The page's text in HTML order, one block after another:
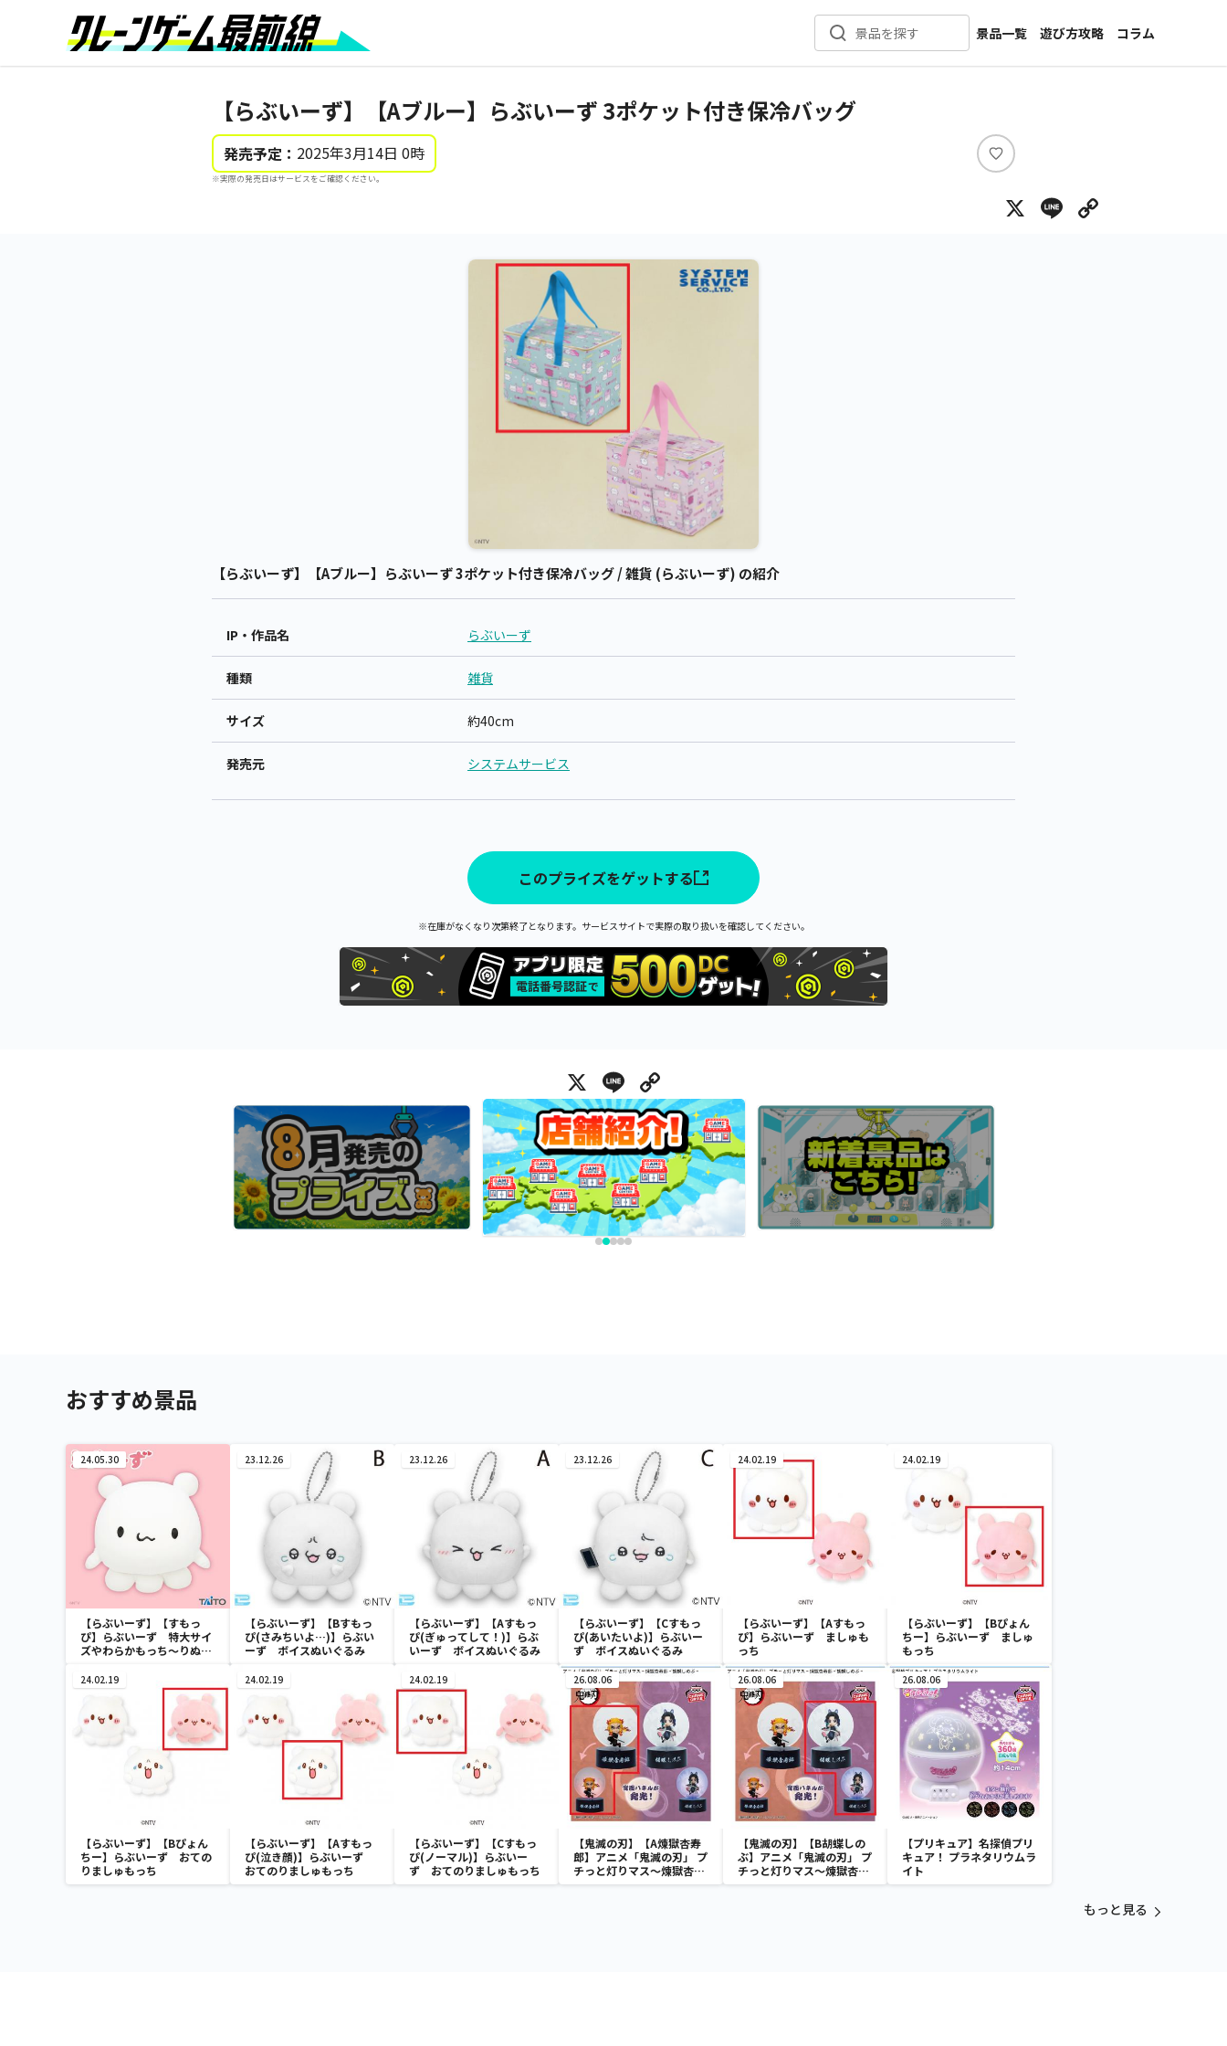
景品を探す
景品一覧
新着景品
メーカー一覧
遊び方攻略
コラム
インタビュー
【らぶいーず】【Aブルー】らぶいーず 3ポケット付き保冷バッグ
発売予定： 2025年3月14日 0時
※実際の発売日はサービスをご確認ください。
い
ね
X Line
【らぶいーず】【Aブルー】らぶいーず 3ポケット付き保冷バッグ / 雑貨 (らぶいーず) の紹介
IP・作品名 らぶいーず
種類 雑貨
サイズ 約40cm
発売元 システムサービス
このプライズをゲットする
※在庫がなくなり次第終了となります。サービスサイトで実際の取り扱いを確認してください。
X Line
おすすめ景品
24.05.30
【らぶいーず】【すもっ
ぴ】らぶいーず 特大サイ
ズやわらかもっち～りぬい
23.12.26
【らぶいーず】【Bすもっ
ぴ(さみちいよ…)】らぶい
ーず ボイスぬいぐるみ
23.12.26
【らぶいーず】【Aすもっ
ぴ(ぎゅってして！)】らぶ
いーず ボイスぬいぐるみ
23.12.26
【らぶいーず】【Cすもっ
ぴ(あいたいよ)】らぶいー
ず ボイスぬいぐるみ
24.02.19
【らぶいーず】【Aすもっ
ぴ】らぶいーず ましゅも
っち
24.02.19
【らぶいーず】【Bぴょん
ちー】らぶいーず ましゅ
もっち
24.02.19
【らぶいーず】【Bぴょん
ちー】らぶいーず おての
りましゅもっち
24.02.19
【らぶいーず】【Aすもっ
ぴ(泣き顔)】らぶいーず
おてのりましゅもっち
24.02.19
【らぶいーず】【Cすもっ
ぴ(ノーマル)】らぶいー
ず おてのりましゅもっち
26.08.06
【鬼滅の刃】【A煉獄杏寿
郎】アニメ「鬼滅の刃」 プ
チっと灯りマス～煉獄杏寿
郎・胡蝶しのぶ～
26.08.06
【鬼滅の刃】【B胡蝶しの
ぶ】アニメ「鬼滅の刃」 プ
チっと灯りマス～煉獄杏寿
郎・胡蝶しのぶ～
26.08.06
【プリキュア】名探偵プリ
キュア！ プラネタリウムラ
イト
もっと見る